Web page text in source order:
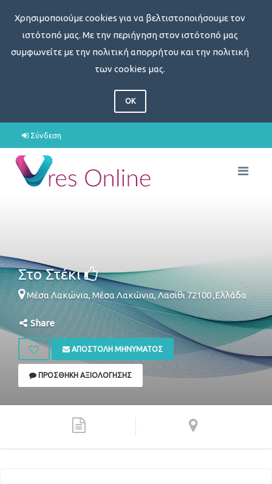
Χρησιμοποιούμε cookies για να βελτιστοποιήσουμε τον
ιστότοπό μας. Με την περιήγηση στον ιστότοπό μας
συμφωνείτε με την πολιτική απορρήτου και την πολιτική
των cookies μας.
OK
Σύνδεση
Στο Στέκι
Μέσα Λακώνια,Μέσα Λακώνια,Λασίθι72100,Ελλάδα
Share
ΑΠΟΣΤΟΛΉ ΜΗΝΎΜΑΤΟΣ
ΠΡΟΣΘΉΚΗ ΑΞΙΟΛΌΓΗΣΗΣ